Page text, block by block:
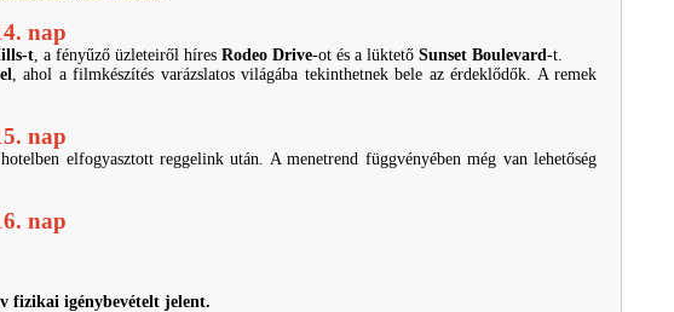
nap
t, a fényűző üzleteiről híres Rodeo Drive-ot és a lüktető Sunset Boulevard-t.
, ahol a filmkészítés varázslatos világába tekinthetnek bele az érdeklődők. A remek
nap
elfogyasztott reggelink után. A menetrend függvényében még van lehetőség
nap
fizikai igénybevételt jelent.